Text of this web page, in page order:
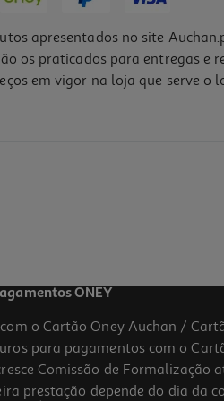
apresentados no site
os praticados para entregas
em vigor na loja que serve
ONEY
o Cartão Oney Auchan /
para pagamentos com o
Comissão de Formalização
prestação depende do dia da